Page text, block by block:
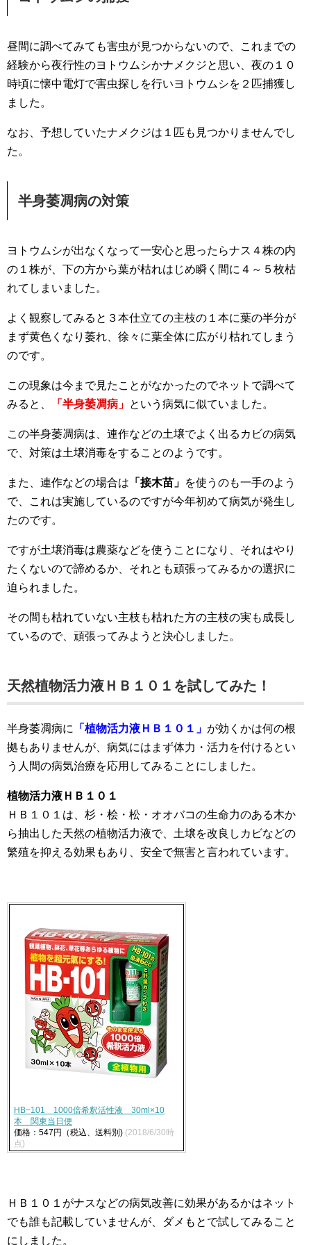
昼間に調べてみても害虫が見つからないので、これまでの
経験から夜行性のヨトウムシかナメクジと思い、夜の１０
時頃に懐中電灯で害虫探しを行いヨトウムシを２匹捕獲し
ました。
なお、予想していたナメクジは１匹も見つかりませんでし
た。
半身萎凋病の対策
ヨトウムシが出なくなって一安心と思ったらナス４株の内
の１株が、下の方から葉が枯れはじめ瞬く間に４～５枚枯
れてしまいました。
よく観察してみると３本仕立ての主枝の１本に葉の半分が
まず黄色くなり萎れ、徐々に葉全体に広がり枯れてしまう
のです。
この現象は今まで見たことがなかったのでネットで調べて
みると、
「半身萎凋病」 という病気に似ていました。
この半身萎凋病は、連作などの土壌でよく出るカビの病気
で、対策は土壌消毒をすることのようです。
また、連作などの場合は 「接木苗」 を使うのも一手のよう
で、これは実施しているのですが今年初めて病気が発生し
たのです。
ですが土壌消毒は農薬などを使うことになり、それはやり
たくないので諦めるか、それとも頑張ってみるかの選択に
迫られました。
その間も枯れていない主枝も枯れた方の主枝の実も成長し
ているので、頑張ってみようと決心しました。
天然植物活力液ＨＢ１０１を試してみた！
半身萎凋病に 「植物活力液ＨＢ１０１」 が効くかは何の根
拠もありませんが、病気にはまず体力・活力を付けるとい
う人間の病気治療を応用してみることにしました。
植物活力液ＨＢ１０１
ＨＢ１０１は、杉・桧・松・オオバコの生命力のある木か
ら抽出した天然の植物活力液で、土壌を改良しカビなどの
繁殖を抑える効果もあり、安全で無害と言われています。
HB−101 1000倍希釈活性液 30ml×10
本 関東当日便
価格：547円（税込、送料別) (2018/6/30時
点)
ＨＢ１０１がナスなどの病気改善に効果があるかはネット
でも誰も記載していませんが、ダメもとで試してみること
にしました。